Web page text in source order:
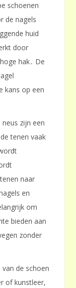
schoenen
de nagels
huid
door
hak․ De
kans op een
zijn een
tenen vaak
naar
en
om
bieden aan
zonder
de schoen
of kunstleer,